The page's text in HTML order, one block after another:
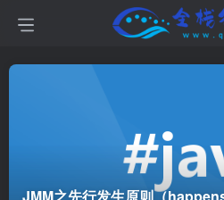
JMM之先行发生原则（